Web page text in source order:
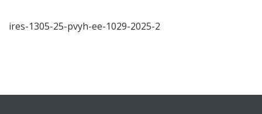
ires-1305-25-pvyh-ee-1029-2025-2